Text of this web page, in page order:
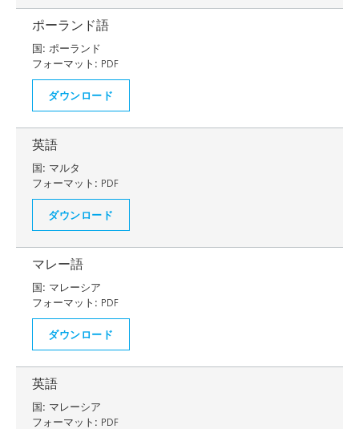
ポーランド語
国: ポーランド
フォーマット: PDF
ダウンロード
英語
国: マルタ
フォーマット: PDF
ダウンロード
マレー語
国: マレーシア
フォーマット: PDF
ダウンロード
英語
国: マレーシア
フォーマット: PDF